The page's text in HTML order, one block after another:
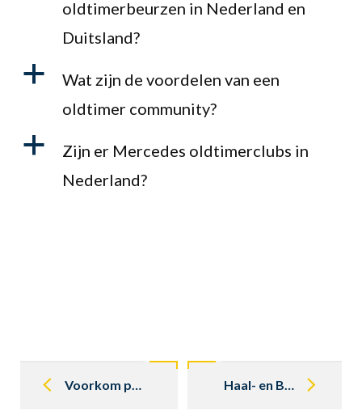
oldtimerbeurzen in Nederland en
Duitsland?
a
Wat zijn de voordelen van een
oldtimer community?
a
Zijn er Mercedes oldtimerclubs in
Nederland?
navigation
Voorkom platte stukken autobanden Mercedes oldtimer Haal- en Bezorgservice